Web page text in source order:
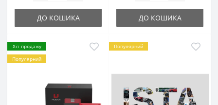
ДО КОШИКА ДО КОШИКА
Хіт продажу
Популярний
Популярний